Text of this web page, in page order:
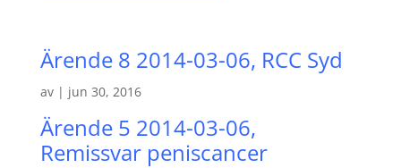
Ärende 8 2014-03-06, RCC Syd
av | jun 30, 2016
Ärende 5 2014-03-06,
Remissvar peniscancer